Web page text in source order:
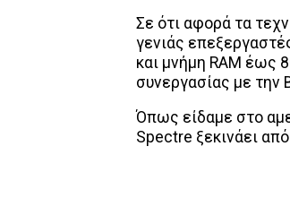
Σε ότι αφορά τα
γενιάς
και μνήμη RAM έως
συνεργασίας με την
Όπως είδαμε στο
Spectre ξεκινάει